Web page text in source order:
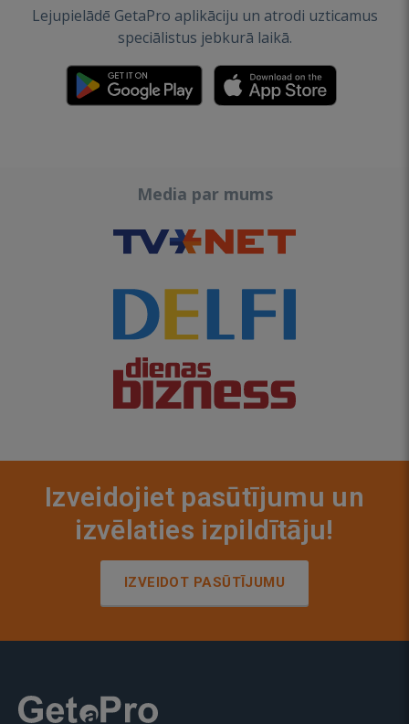
Lejupielādē GetaPro aplikāciju un atrodi uzticamus
speciālistus jebkurā laikā.
Media par mums
Izveidojiet pasūtījumu un
izvēlaties izpildītāju!
IZVEIDOT PASŪTĪJUMU